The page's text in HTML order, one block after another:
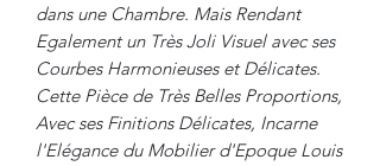
dans une Chambre. Mais Rendant
Egalement un Très Joli Visuel avec ses
Courbes Harmonieuses et Délicates.
Cette Pièce de Très Belles Proportions,
Avec ses Finitions Délicates, Incarne
l'Elégance du Mobilier d'Epoque Louis